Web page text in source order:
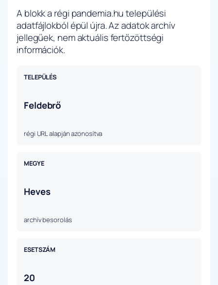
A blokk a régi pandemia.hu települési
adatfájlokból épül újra. Az adatok archív
jellegűek, nem aktuális fertőzöttségi
információk.
TELEPÜLÉS
Feldebrő
régi URL alapján azonosítva
MEGYE
Heves
archív besorolás
ESETSZÁM
20